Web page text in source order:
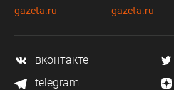
gazeta.ru
gazeta.ru
вконтакте
telegram